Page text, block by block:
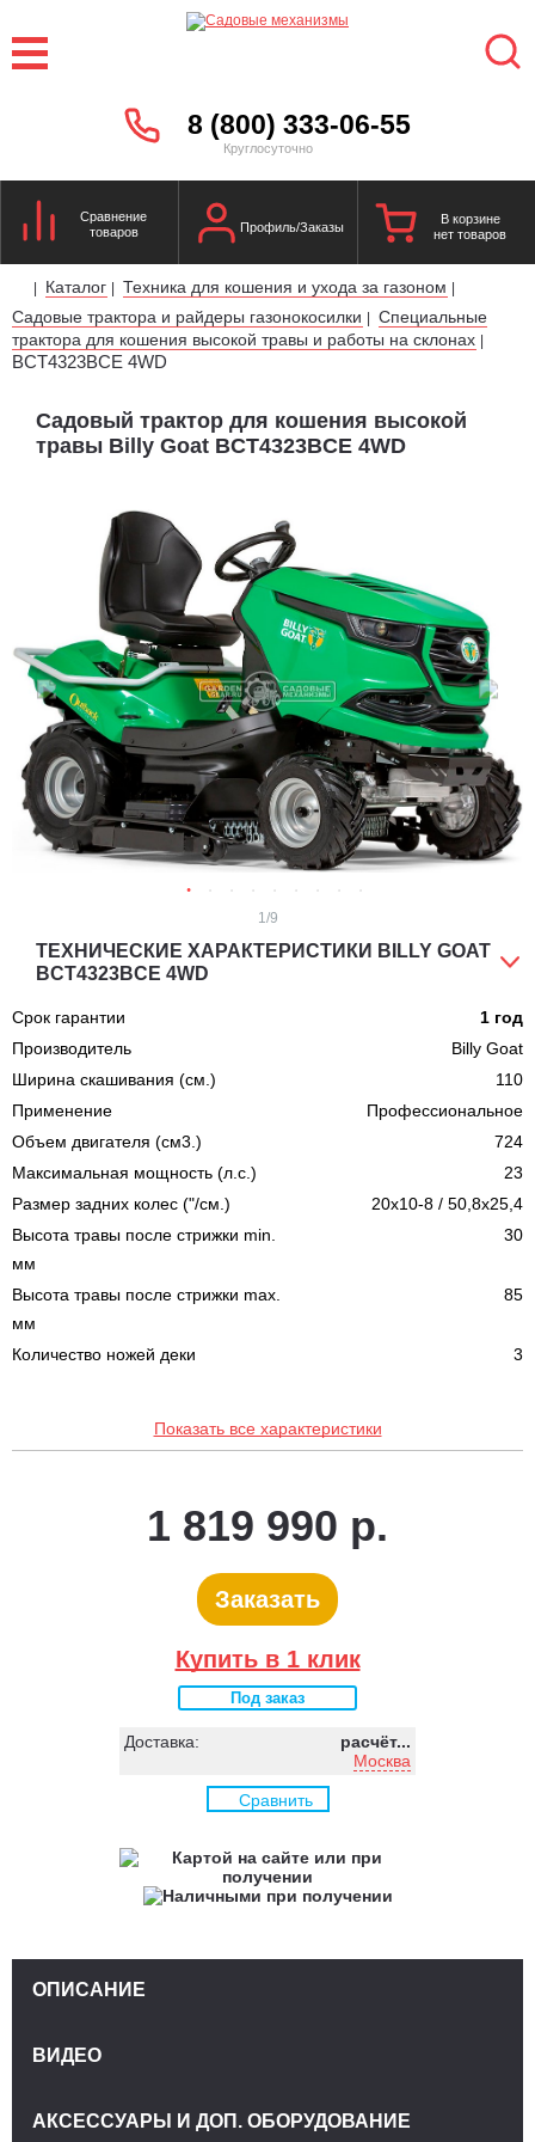
8 (800) 333-06-55
Круглосуточно
Сравнение
товаров
Профиль/Заказы
В корзине
нет товаров
| Каталог | Техника для кошения и ухода за газоном |
Садовые трактора и райдеры газонокосилки | Специальные
трактора для кошения высокой травы и работы на склонах |
BCT4323BCE 4WD
Садовый трактор для кошения высокой
травы Billy Goat BCT4323BCE 4WD
1/9
ТЕХНИЧЕСКИЕ ХАРАКТЕРИСТИКИ BILLY GOAT
BCT4323BCE 4WD
Срок гарантии
1 год
Производитель
Billy Goat
Ширина скашивания (см.)
110
Применение
Профессиональное
Объем двигателя (см3.)
724
Максимальная мощность (л.с.)
23
Размер задних колес ("/см.)
20x10-8 / 50,8x25,4
Высота травы после стрижки min.
мм
30
Высота травы после стрижки max.
мм
85
Количество ножей деки 3
Показать все характеристики
1 819 990 р.
Заказать
Купить в 1 клик
Под заказ
Доставка:
расчёт...
Москва
Сравнить
ОПИСАНИЕ
ВИДЕО
АКСЕССУАРЫ И ДОП. ОБОРУДОВАНИЕ